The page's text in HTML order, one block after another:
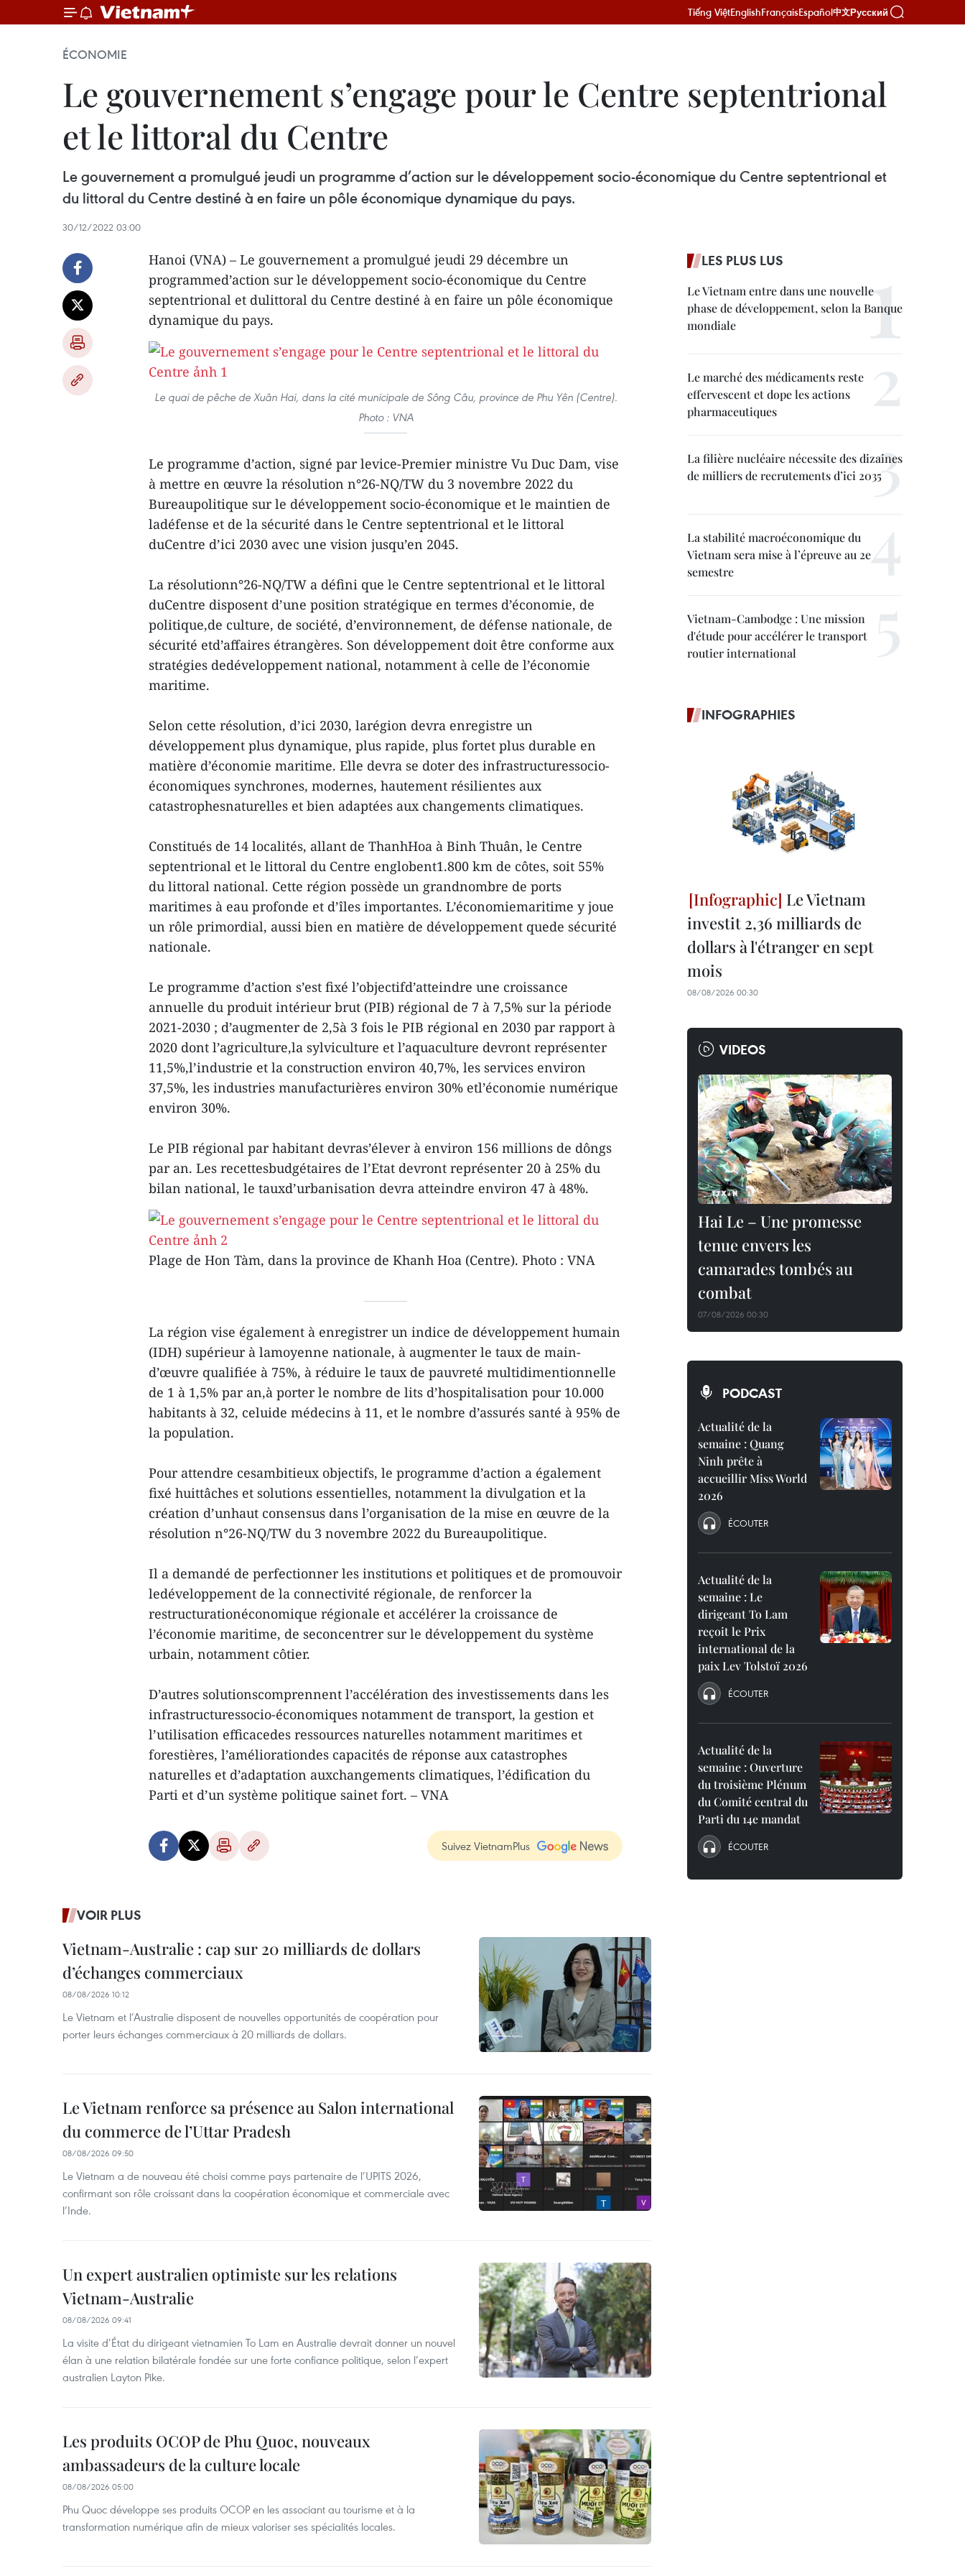
Tiếng ViệtEnglishFrançaisEspañol中文Русский
ÉCONOMIE
Le gouvernement s’engage pour le Centre septentrional
et le littoral du Centre
Le gouvernement a promulgué jeudi un programme d’action sur le développement socio-économique du Centre septentrional et
du littoral du Centre destiné à en faire un pôle économique dynamique du pays.
30/12/2022 03:00
Hanoi (VNA) – Le gouvernement a promulgué jeudi 29 décembre un
programmed’action sur le développement socio-économique du Centre
septentrional et dulittoral du Centre destiné à en faire un pôle économique
dynamique du pays.
Le quai de pêche de Xuân Hai, dans la cité municipale de Sông Câu, province de Phu Yên (Centre).
Photo : VNA
Le programme d’action, signé par levice-Premier ministre Vu Duc Dam, vise
à mettre en œuvre la résolution n°26-NQ/TW du 3 novembre 2022 du
Bureaupolitique sur le développement socio-économique et le maintien de
ladéfense et de la sécurité dans le Centre septentrional et le littoral
duCentre d’ici 2030 avec une vision jusqu’en 2045.
La résolutionn°26-NQ/TW a défini que le Centre septentrional et le littoral
duCentre disposent d’une position stratégique en termes d’économie, de
politique,de culture, de société, d’environnement, de défense nationale, de
sécurité etd’affaires étrangères. Son développement doit être conforme aux
stratégies dedéveloppement national, notamment à celle de l’économie
maritime.
Selon cette résolution, d’ici 2030, larégion devra enregistre un
développement plus dynamique, plus rapide, plus fortet plus durable en
matière d’économie maritime. Elle devra se doter des infrastructuressocio-
économiques synchrones, modernes, hautement résilientes aux
catastrophesnaturelles et bien adaptées aux changements climatiques.
Constitués de 14 localités, allant de ThanhHoa à Binh Thuân, le Centre
septentrional et le littoral du Centre englobent1.800 km de côtes, soit 55%
du littoral national. Cette région possède un grandnombre de ports
maritimes à eau profonde et d’îles importantes. L’économiemaritime y joue
un rôle primordial, aussi bien en matière de développement quede sécurité
nationale.
Le programme d’action s’est fixé l’objectifd’atteindre une croissance
annuelle du produit intérieur brut (PIB) régional de 7 à 7,5% sur la période
2021-2030 ; d’augmenter de 2,5à 3 fois le PIB régional en 2030 par rapport à
2020 dont l’agriculture,la sylviculture et l’aquaculture devront représenter
11,5%,l’industrie et la construction environ 40,7%, les services environ
37,5%, les industries manufacturières environ 30% etl’économie numérique
environ 30%.
Le PIB régional par habitant devras’élever à environ 156 millions de dôngs
par an. Les recettesbudgétaires de l’Etat devront représenter 20 à 25% du
bilan national, le tauxd’urbanisation devra atteindre environ 47 à 48%.
Plage de Hon Tàm, dans la province de Khanh Hoa (Centre). Photo : VNA
La région vise également à enregistrer un indice de développement humain
(IDH) supérieur à lamoyenne nationale, à augmenter le taux de main-
d’œuvre qualifiée à 75%, à réduire le taux de pauvreté multidimentionnelle
de 1 à 1,5% par an,à porter le nombre de lits d’hospitalisation pour 10.000
habitants à 32, celuide médecins à 11, et le nombre d’assurés santé à 95% de
la population.
Pour attendre cesambitieux objectifs, le programme d’action a également
fixé huittâches et solutions essentielles, notamment la divulgation et la
création d’unhaut consensus dans l’organisation de la mise en œuvre de la
résolution n°26-NQ/TW du 3 novembre 2022 du Bureaupolitique.
Il a demandé de perfectionner les institutions et politiques et de promouvoir
ledéveloppement de la connectivité régionale, de renforcer la
restructurationéconomique régionale et accélérer la croissance de
l’économie maritime, de seconcentrer sur le développement du système
urbain, notamment côtier.
D’autres solutionscomprennent l’accélération des investissements dans les
infrastructuressocio-économiques notamment de transport, la gestion et
l’utilisation efficacedes ressources naturelles notamment maritimes et
forestières, l’améliorationdes capacités de réponse aux catastrophes
naturelles et d’adaptation auxchangements climatiques, l’édification du
Parti et d’un système politique sainet fort. – VNA
Suivez VietnamPlus
VOIR PLUS
Vietnam-Australie : cap sur 20 milliards de dollars
d’échanges commerciaux
08/08/2026 10:12
Le Vietnam et l’Australie disposent de nouvelles opportunités de coopération pour
porter leurs échanges commerciaux à 20 milliards de dollars.
Le Vietnam renforce sa présence au Salon international
du commerce de l’Uttar Pradesh
08/08/2026 09:50
Le Vietnam a de nouveau été choisi comme pays partenaire de l’UPITS 2026,
confirmant son rôle croissant dans la coopération économique et commerciale avec
l’Inde.
Un expert australien optimiste sur les relations
Vietnam-Australie
08/08/2026 09:41
La visite d’État du dirigeant vietnamien To Lam en Australie devrait donner un nouvel
élan à une relation bilatérale fondée sur une forte confiance politique, selon l’expert
australien Layton Pike.
Les produits OCOP de Phu Quoc, nouveaux
ambassadeurs de la culture locale
08/08/2026 05:00
Phu Quoc développe ses produits OCOP en les associant au tourisme et à la
transformation numérique afin de mieux valoriser ses spécialités locales.
LES PLUS LUS
Le Vietnam entre dans une nouvelle
phase de développement, selon la Banque
mondiale
Le marché des médicaments reste
effervescent et dope les actions
pharmaceutiques
La filière nucléaire nécessite des dizaines
de milliers de recrutements d’ici 2035
La stabilité macroéconomique du
Vietnam sera mise à l’épreuve au 2e
semestre
Vietnam-Cambodge : Une mission
d'étude pour accélérer le transport
routier international
INFOGRAPHIES
Le Vietnam
investit 2,36 milliards de
dollars à l'étranger en sept
mois
08/08/2026 00:30
VIDEOS
Hai Le – Une promesse
tenue envers les
camarades tombés au
combat
07/08/2026 00:30
PODCAST
Actualité de la
semaine : Quang
Ninh prête à
accueillir Miss World
2026
ÉCOUTER
Actualité de la
semaine : Le
dirigeant To Lam
reçoit le Prix
international de la
paix Lev Tolstoï 2026
ÉCOUTER
Actualité de la
semaine : Ouverture
du troisième Plénum
du Comité central du
Parti du 14e mandat
ÉCOUTER